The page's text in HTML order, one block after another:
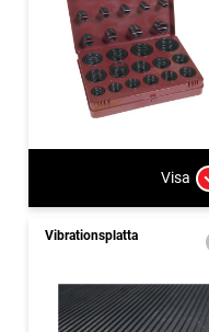
Visa
Vibrationsplatta